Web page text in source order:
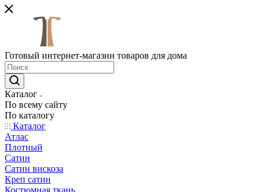
Готовый интернет-магазин товаров для дома
Каталог
По всему сайту
По каталогу
Каталог
Атлас
Плотный
Сатин
Сатин вискоза
Креп сатин
Костюмная ткань